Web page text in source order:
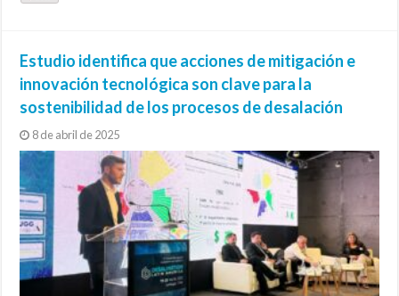
Estudio identifica que acciones de mitigación e
innovación tecnológica son clave para la
sostenibilidad de los procesos de desalación
8 de abril de 2025